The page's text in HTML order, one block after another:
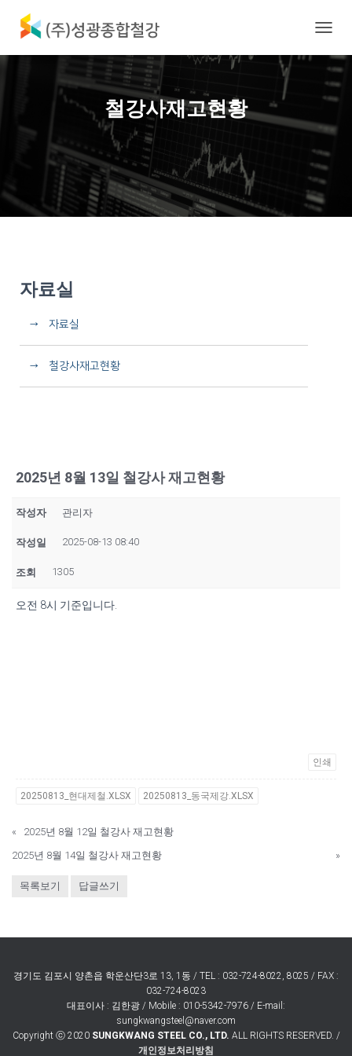
비
게
이
션
글
철강사재고현황
자료실
→ 자료실
→ 철강사재고현황
2025년 8월 13일 철강사 재고현황
작성자 관리자
작성일 2025-08-13 08:40
조회 1305
오전 8시 기준입니다.
인쇄
20250813_현대제철.XLSX 20250813_동국제강.XLSX
«
2025년 8월 12일 철강사 재고현황
2025년 8월 14일 철강사 재고현황
»
목록보기 답글쓰기
경기도 김포시 양촌읍 학운산단3로 13, 1동 / TEL : 032-724-8022, 8025 / FAX :
032-724-8023
대표이사 : 김한광 / Mobile : 010-5342-7976 / E-mail:
sungkwangsteel@naver.com
Copyright ⓒ 2020 SUNGKWANG STEEL CO., LTD. ALL RIGHTS RESERVED. /
개인정보처리방침